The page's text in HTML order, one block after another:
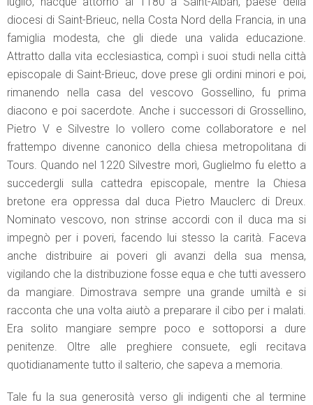
diocesi di Saint-Brieuc, nella Costa Nord della Francia, in una
famiglia modesta, che gli diede una valida educazione.
Attratto dalla vita ecclesiastica, compì i suoi studi nella città
episcopale di Saint-Brieuc, dove prese gli ordini minori e poi,
rimanendo nella casa del vescovo Gossellino, fu prima
diacono e poi sacerdote. Anche i successori di Grossellino,
Pietro V e Silvestre lo vollero come collaboratore e nel
frattempo divenne canonico della chiesa metropolitana di
Tours. Quando nel 1220 Silvestre morì, Guglielmo fu eletto a
succedergli sulla cattedra episcopale, mentre la Chiesa
bretone era oppressa dal duca Pietro Mauclerc di Dreux.
Nominato vescovo, non strinse accordi con il duca ma si
impegnò per i poveri, facendo lui stesso la carità. Faceva
anche distribuire ai poveri gli avanzi della sua mensa,
vigilando che la distribuzione fosse equa e che tutti avessero
da mangiare. Dimostrava sempre una grande umiltà e si
racconta che una volta aiutò a preparare il cibo per i malati.
Era solito mangiare sempre poco e sottoporsi a dure
penitenze. Oltre alle preghiere consuete, egli recitava
quotidianamente tutto il salterio, che sapeva a memoria.
Tale fu la sua generosità verso gli indigenti che al termine